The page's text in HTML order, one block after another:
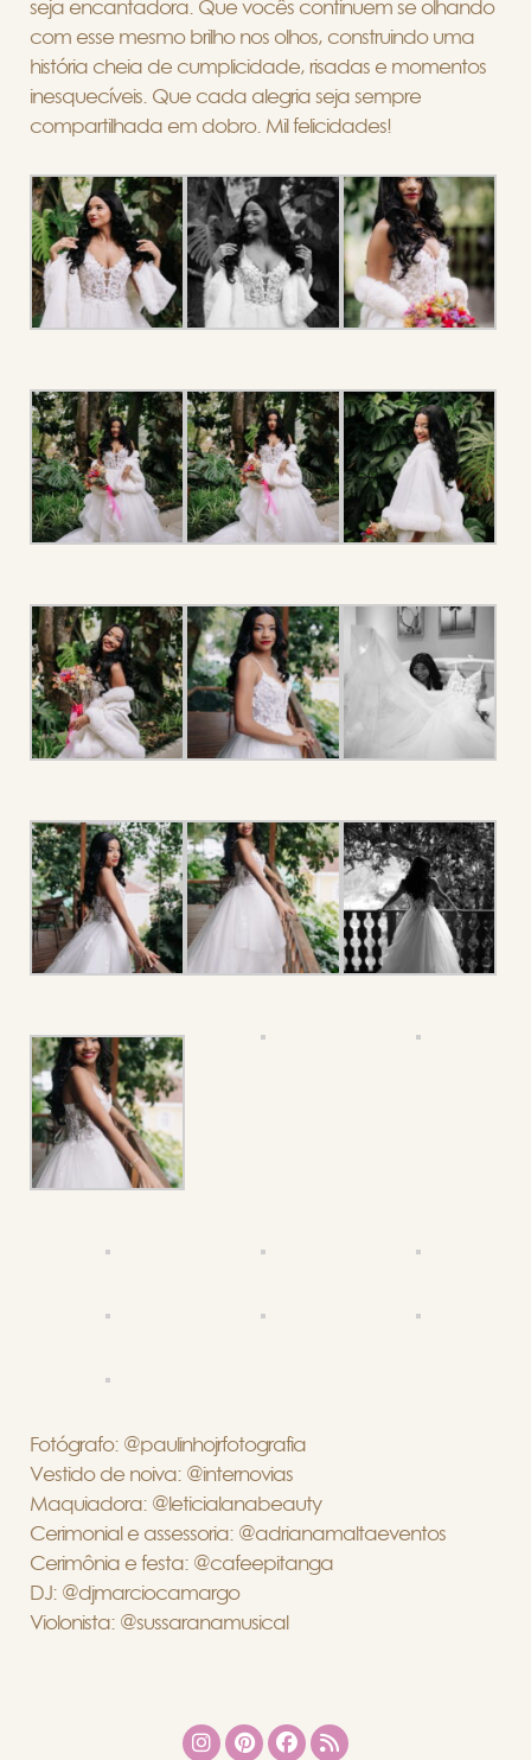
seja encantadora. Que vocês continuem se olhando
com esse mesmo brilho nos olhos, construindo uma
história cheia de cumplicidade, risadas e momentos
inesquecíveis. Que cada alegria seja sempre
compartilhada em dobro. Mil felicidades!
Fotógrafo: @paulinhojrfotografia
Vestido de noiva: @internovias
Maquiadora: @leticialanabeauty
Cerimonial e assessoria: @adrianamaltaeventos
Cerimônia e festa: @cafeepitanga
DJ: @djmarciocamargo
Violonista: @sussaranamusical